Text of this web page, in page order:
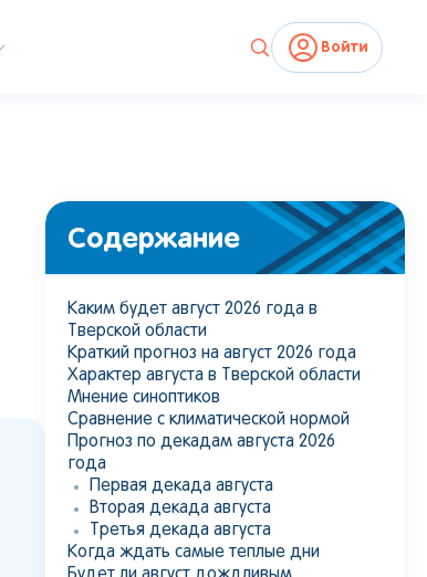
Войти
Содержание
Каким будет август 2026 года в
Тверской области
Краткий прогноз на август 2026 года
Характер августа в Тверской области
Мнение синоптиков
Сравнение с климатической нормой
Прогноз по декадам августа 2026
года
Первая декада августа
Вторая декада августа
Третья декада августа
Когда ждать самые теплые дни